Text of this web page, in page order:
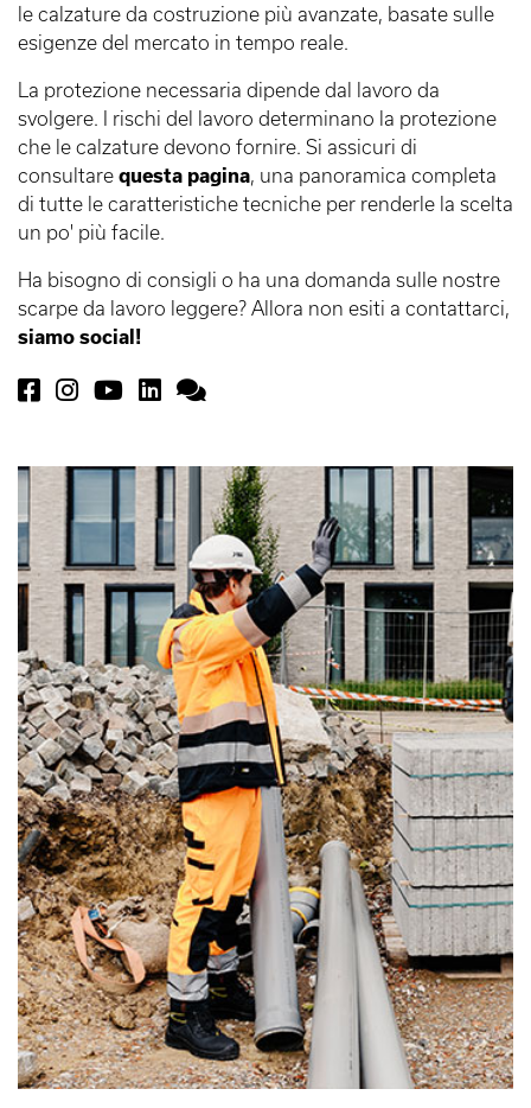
le calzature da costruzione più avanzate, basate sulle
esigenze del mercato in tempo reale.
La protezione necessaria dipende dal lavoro da
svolgere. I rischi del lavoro determinano la protezione
che le calzature devono fornire. Si assicuri di
consultare questa pagina , una panoramica completa
di tutte le caratteristiche tecniche per renderle la scelta
un po' più facile.
Ha bisogno di consigli o ha una domanda sulle nostre
scarpe da lavoro leggere? Allora non esiti a contattarci,
siamo social!